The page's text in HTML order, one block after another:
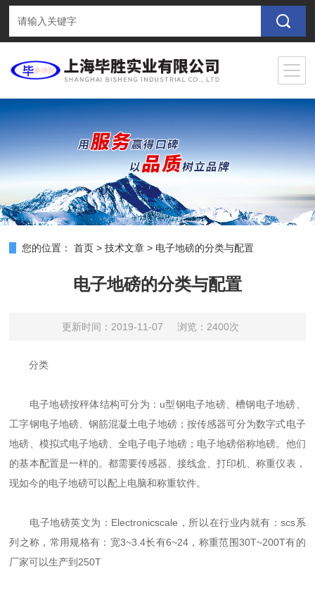
您的位置： 首页 >技术文章 > 电子地磅的分类与配置
电子地磅的分类与配置
更新时间：2019-11-07 浏览：2400次
分类
电子地磅按秤体结构可分为：u型钢电子地磅、槽钢电子地磅、
工字钢电子地磅、钢筋混凝土电子地磅；按传感器可分为数字式电子
地磅、模拟式电子地磅、全电子电子地磅；电子地磅俗称地磅。他们
的基本配置是一样的。都需要传感器、接线盒、打印机、称重仪表，
现如今的电子地磅可以配上电脑和称重软件。
电子地磅英文为：Electronicscale，所以在行业内就有：scs系
列之称，常用规格有：宽3~3.4长有6~24，称重范围30T~200T有的
厂家可以生产到250T